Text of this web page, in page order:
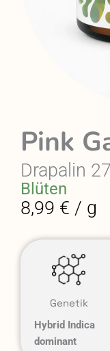
Pink
Drapalin
Blüten
8,99 € / g
Genetik
Hybrid Indica
dominant